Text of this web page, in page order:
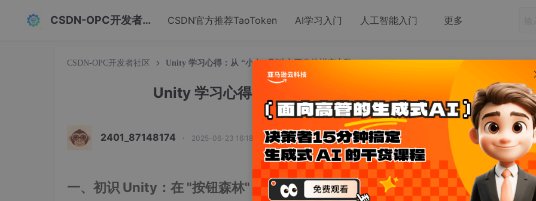
CSDN-OPC开发者社区 CSDN官方推荐TaoToken AI学习入门 人工智能入门 更多
CSDN-OPC开发者社区 Unity 学习心得：从 “小白“ 到独立开发的蜕变之路
Unity 学习心得：从 “小白“ 到独立开发的蜕变之路
2401_87148174 · 2025-06-23 16:18:21 发布
一、初识 Unity：在 "按钮森林" 里找到方向